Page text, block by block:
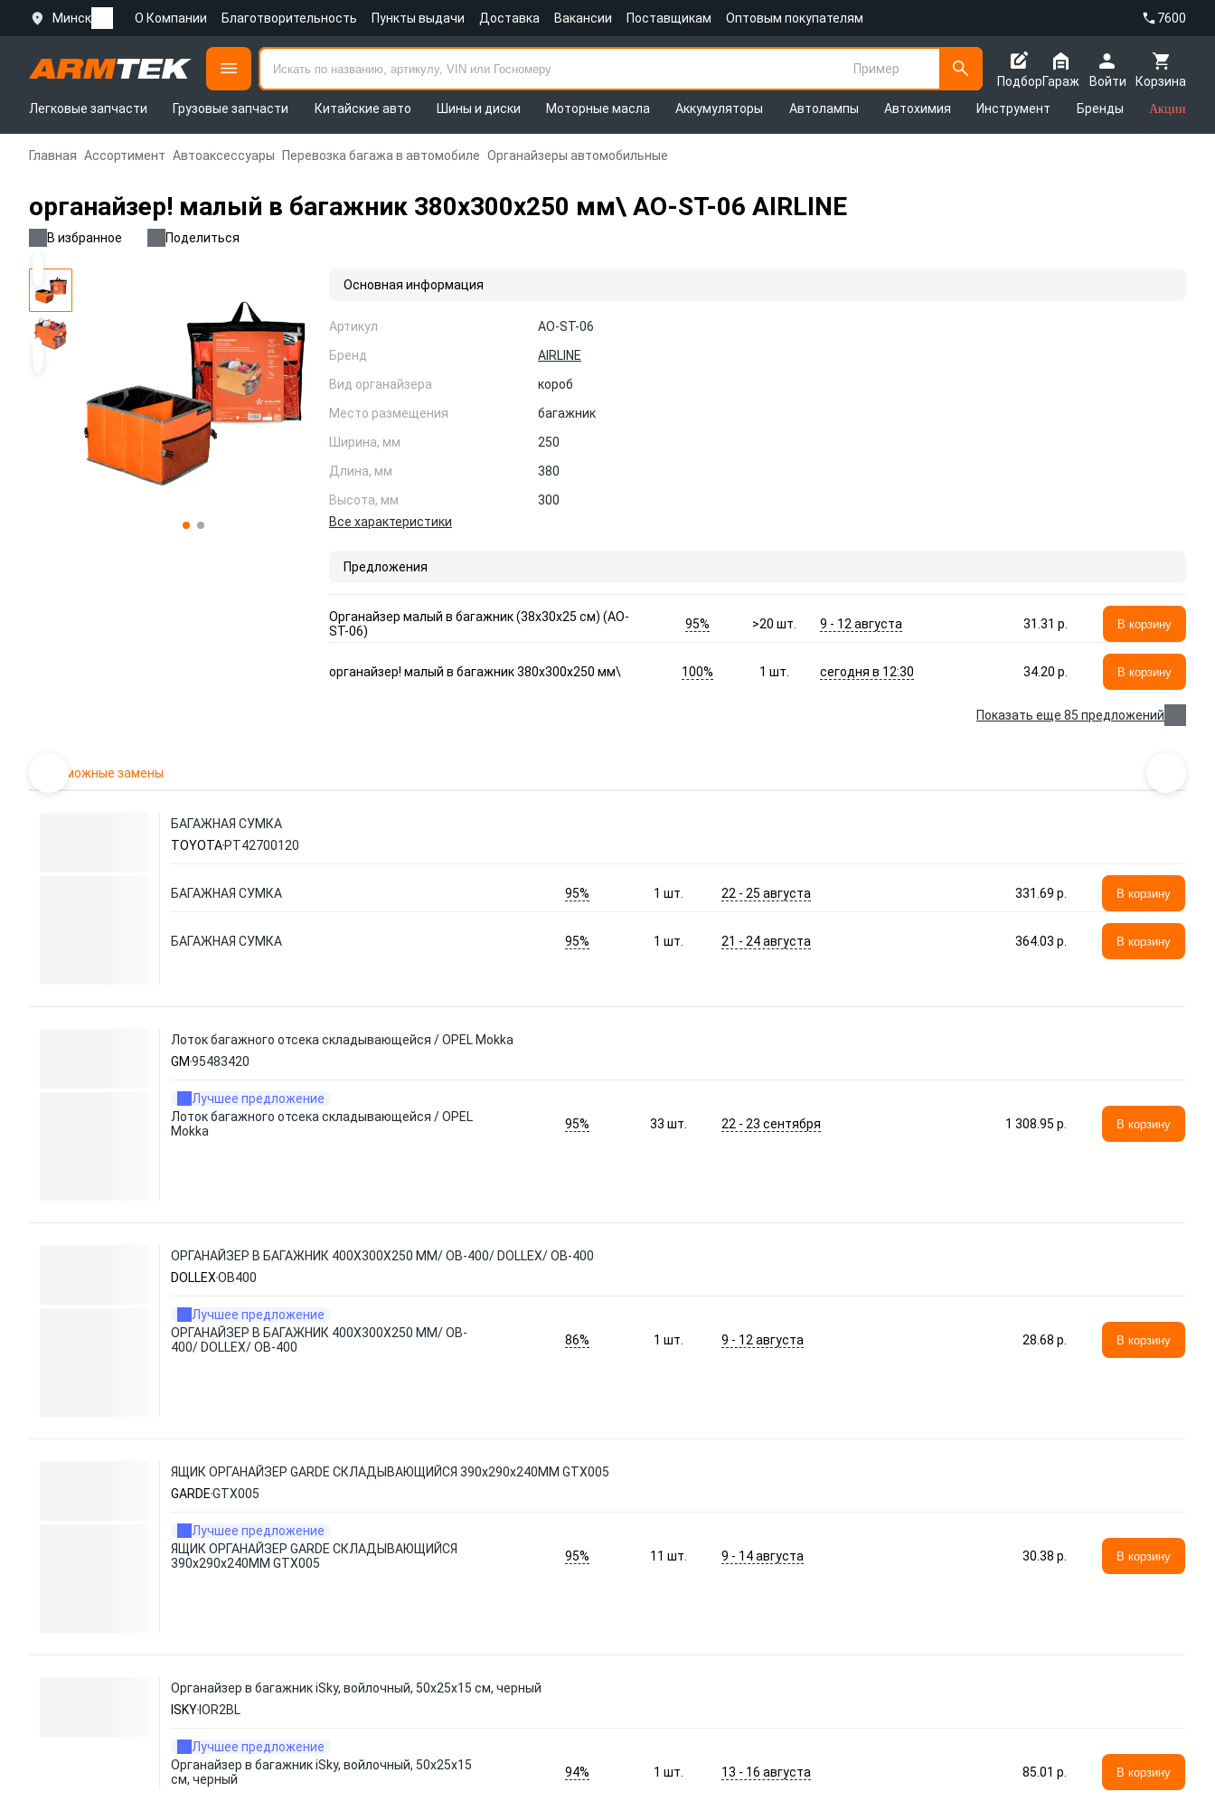
Минск О Компании Благотворительность Пункты выдачи Доставка Вакансии Поставщикам Оптовым покупателям 7600
Пример
Подбор
Корзина
Гараж
Войти
Легковые запчасти
Грузовые запчасти Китайские авто Шины и диски Моторные масла Аккумуляторы Автолампы Автохимия Инструмент Бренды Акции
Главная Ассортимент Автоаксессуары Перевозка багажа в автомобиле Органайзеры автомобильные
органайзер! малый в багажник 380x300x250 мм\ AO-ST-06 AIRLINE
В избранное Поделиться
Основная информация
Артикул
AO-ST-06
Бренд
AIRLINE
Вид органайзера
короб
Место размещения
багажник
Ширина, мм
250
Длина, мм
380
Высота, мм
300
Все характеристики
Предложения
Органайзер малый в багажник (38x30x25 см) (AO-
ST-06)
95% >20шт. 9 - 12 августа 31.31 p. В корзину
органайзер! малый в багажник 380x300x250 мм\ 100% 1шт. сегодня в 12:30 34.20 p. В корзину
Показать еще 85 предложений
Возможные замены
БАГАЖНАЯ СУМКА
TOYOTA PT42700120
БАГАЖНАЯ СУМКА 95% 1шт. 22 - 25 августа 331.69 p. В корзину
БАГАЖНАЯ СУМКА 95% 1шт. 21 - 24 августа 364.03 p. В корзину
Лоток багажного отсека складывающейся / OPEL Mokka
GM 95483420
Лучшее предложение
Лоток багажного отсека складывающейся / OPEL
Mokka
95% 33шт. 22 - 23 сентября 1 308.95 p. В корзину
ОРГАНАЙЗЕР В БАГАЖНИК 400Х300Х250 ММ/ OB-400/ DOLLEX/ OB-400
DOLLEXOB400
Лучшее предложение
ОРГАНАЙЗЕР В БАГАЖНИК 400Х300Х250 ММ/ OB-
400/ DOLLEX/ OB-400
86% 1шт. 9 - 12 августа 28.68 p. В корзину
ЯЩИК ОРГАНАЙЗЕР GARDE СКЛАДЫВАЮЩИЙСЯ 390x290x240ММ GTX005
GARDEGTX005
Лучшее предложение
ЯЩИК ОРГАНАЙЗЕР GARDE СКЛАДЫВАЮЩИЙСЯ
390x290x240ММ GTX005
95% 11шт. 9 - 14 августа 30.38 p. В корзину
Органайзер в багажник iSky, войлочный, 50x25x15 см, черный
ISKY IOR2BL
Лучшее предложение
Органайзер в багажник iSky, войлочный, 50x25x15
см, черный
94% 1шт. 13 - 16 августа 85.01 p. В корзину